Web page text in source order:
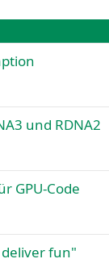
p
e
e
h
e
und RDNA2
GPU-Code
deliver fun"